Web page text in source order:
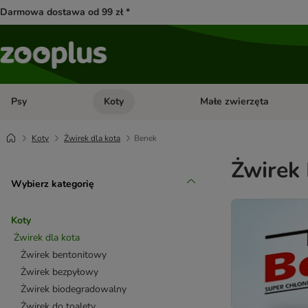
Darmowa dostawa od 99 zł *
Psy Otwórz menu kategorii: Psy
Koty Otwórz menu kategorii: Koty
Małe zwierzęta
Koty Żwirek dla kota Benek
Wybierz kategorię
Koty
Żwirek dla kota
Żwirek bentonitowy
Żwirek bezpyłowy
Żwirek biodegradowalny
Żwirek